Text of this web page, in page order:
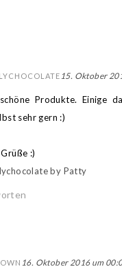
15. Oktober
Produkte. Einige
sehr gern :)
:)
by Patty
16. Oktober 2016 um